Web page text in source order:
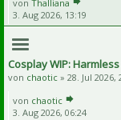
von Thalliana
3. Aug 2026, 13:19
Cosplay WIP:
von chaotic » 28. Jul 2026,
von chaotic
3. Aug 2026, 06:24